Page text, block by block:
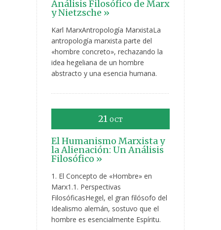
Análisis Filosófico de Marx
y Nietzsche »
Karl MarxAntropología MarxistaLa
antropología marxista parte del
«hombre concreto», rechazando la
idea hegeliana de un hombre
abstracto y una esencia humana.
21 OCT
El Humanismo Marxista y
la Alienación: Un Análisis
Filosófico »
1. El Concepto de «Hombre» en
Marx1.1. Perspectivas
FilosóficasHegel, el gran filósofo del
Idealismo alemán, sostuvo que el
hombre es esencialmente Espíritu.